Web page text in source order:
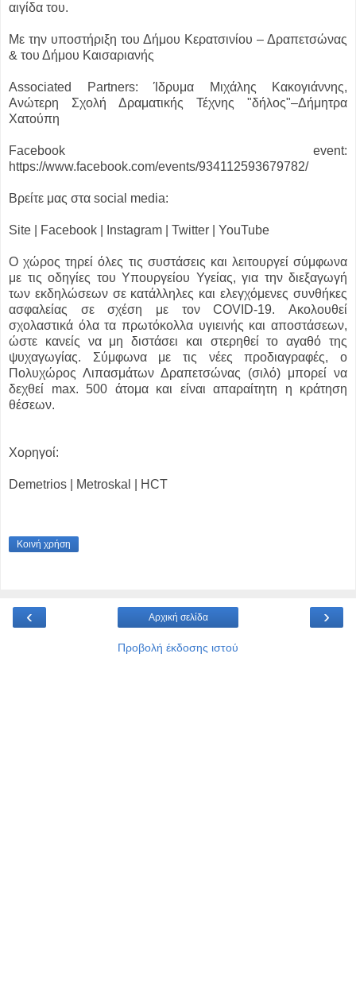
αιγίδα του.
Με την υποστήριξη του Δήμου Κερατσινίου – Δραπετσώνας
& του Δήμου Καισαριανής
Associated Partners: Ίδρυμα Μιχάλης Κακογιάννης,
Ανώτερη Σχολή Δραματικής Τέχνης "δήλος"–Δήμητρα
Χατούπη
Facebook event:
https://www.facebook.com/events/934112593679782/
Βρείτε μας στα social media:
Site | Facebook | Instagram | Twitter | YouTube
Ο χώρος τηρεί όλες τις συστάσεις και λειτουργεί σύμφωνα
με τις οδηγίες του Υπουργείου Υγείας, για την διεξαγωγή
των εκδηλώσεων σε κατάλληλες και ελεγχόμενες συνθήκες
ασφαλείας σε σχέση με τον COVID-19. Ακολουθεί
σχολαστικά όλα τα πρωτόκολλα υγιεινής και αποστάσεων,
ώστε κανείς να μη διστάσει και στερηθεί το αγαθό της
ψυχαγωγίας. Σύμφωνα με τις νέες προδιαγραφές, ο
Πολυχώρος Λιπασμάτων Δραπετσώνας (σιλό) μπορεί να
δεχθεί max. 500 άτομα και είναι απαραίτητη η κράτηση
θέσεων.
Χορηγοί:
Demetrios | Metroskal | HCT
Κοινή χρήση
‹ ›
Αρχική σελίδα
Προβολή έκδοσης ιστού